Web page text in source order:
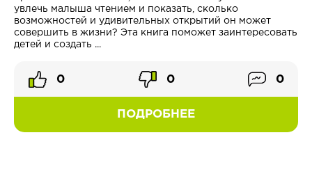
увлечь малыша чтением и показать, сколько
возможностей и удивительных открытий он может
совершить в жизни? Эта книга поможет заинтересовать
детей и создать ...
ПОДРОБНЕЕ
0 0 0